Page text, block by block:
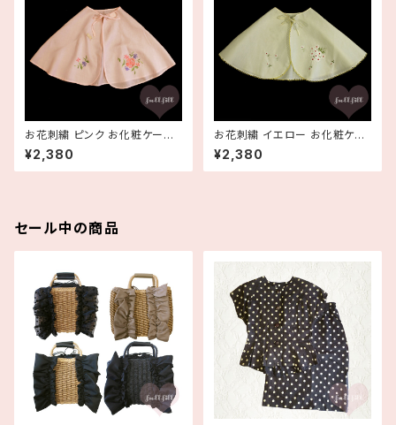
お花刺繍 ピンク お化粧ケープ
付け襟 ビッグカラー 衿 メイクケ
ープ デッドストック
¥2,380
お花刺繍 イエロー お化粧ケー
プ 付け襟 ビッグカラー 衿 メイ
クケープ デッドストック
¥2,380
セール中の商品